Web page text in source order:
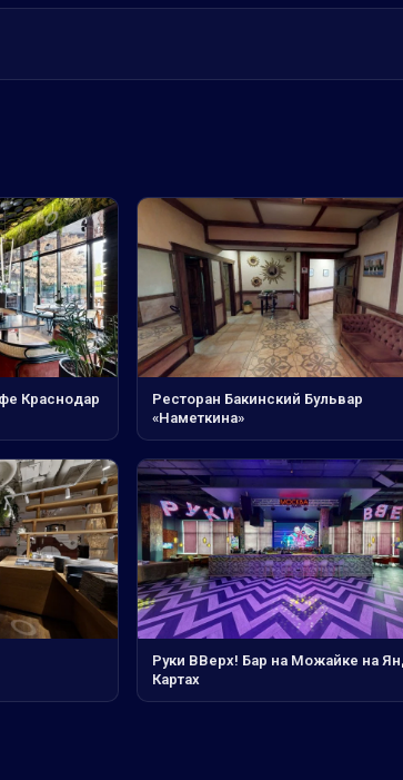
Краснодар
Ресторан Бакинский Бульвар
«Наметкина»
Руки ВВерх! Бар на Можайке на
Картах